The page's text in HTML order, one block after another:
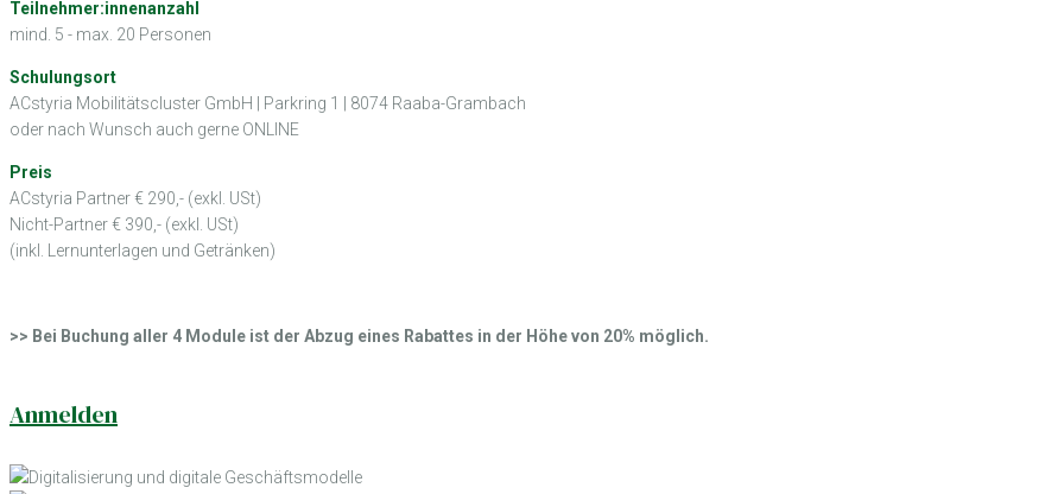
Teilnehmer:innenanzahl
mind. 5 - max. 20 Personen
Schulungsort
ACstyria Mobilitätscluster GmbH | Parkring 1 | 8074 Raaba-Grambach
oder nach Wunsch auch gerne ONLINE
Preis
ACstyria Partner € 290,- (exkl. USt)
Nicht-Partner € 390,- (exkl. USt)
(inkl. Lernunterlagen und Getränken)
>> Bei Buchung aller 4 Module ist der Abzug eines Rabattes in der Höhe von 20% möglich.
Anmelden